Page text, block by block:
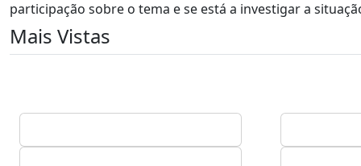
participação sobre o tema e se está a investigar a
Mais Vistas